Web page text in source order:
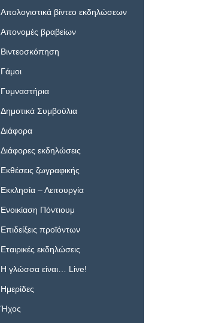
Απολογιστικά βίντεο εκδηλώσεων
Απονομές βραβείων
Βιντεοσκόπηση
Γάμοι
Γυμναστήρια
Δημοτικά Συμβούλια
Διάφορα
Διάφορες εκδηλώσεις
Εκθέσεις ζωγραφικής
Εκκλησία – Λειτουργία
Ενοικίαση Πόντιουμ
Επιδείξεις προϊόντων
Εταιρικές εκδηλώσεις
Η γλώσσα είναι… Live!
Ημερίδες
Ήχος